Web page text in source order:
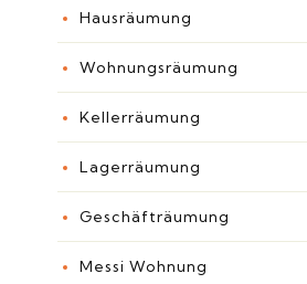
Hausräumung
Wohnungsräumung
Kellerräumung
Lagerräumung
Geschäfträumung
Messi Wohnung